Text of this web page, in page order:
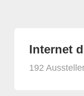
Internet
192